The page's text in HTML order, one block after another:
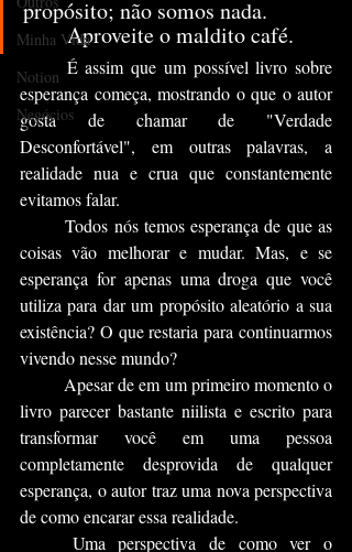
Minha Vida
Notion
Negócios
propósito; não somos nada.
	Aproveite o maldito café.
	É assim que um possível livro sobre
esperança começa, mostrando o que o autor
gosta de chamar de "Verdade
Desconfortável", em outras palavras, a
realidade nua e crua que constantemente
evitamos falar.
	Todos nós temos esperança de que as
coisas vão melhorar e mudar. Mas, e se
esperança for apenas uma droga que você
utiliza para dar um propósito aleatório a sua
existência? O que restaria para continuarmos
vivendo nesse mundo?
livro parecer bastante niilista e escrito para
transformar você em uma pessoa
completamente desprovida de qualquer
esperança, o autor traz uma nova perspectiva
de como encarar essa realidade.